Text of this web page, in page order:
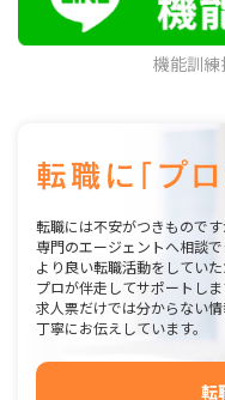
機能訓
転職には不安がつきものです
専門のエージェントへ相談で
より良い転職活動をしていた
プロが伴走してサポートしま
求人票だけでは分からない情
丁寧にお伝えしています。
転